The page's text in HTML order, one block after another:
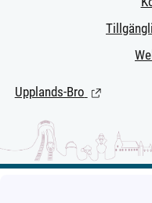
Upplands-Bro (Länk till